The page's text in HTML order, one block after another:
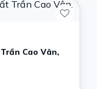
Cao Vân,